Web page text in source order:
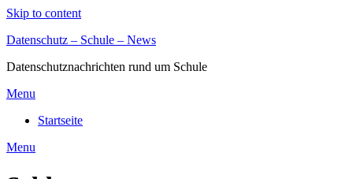
Skip to content
Datenschutz – Schule – News
Datenschutznachrichten rund um Schule
Menu
Startseite
Menu